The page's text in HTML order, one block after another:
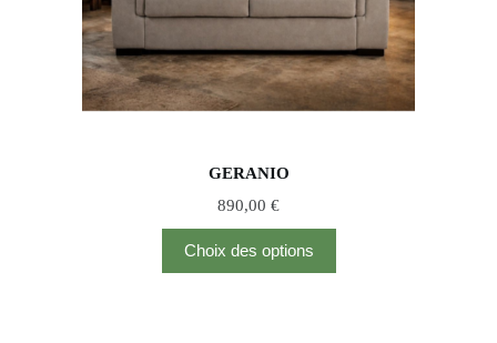
GERANIO
890,00 €
Choix des options